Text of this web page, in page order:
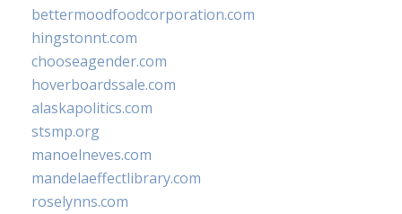
bettermoodfoodcorporation.com
hingstonnt.com
chooseagender.com
hoverboardssale.com
alaskapolitics.com
stsmp.org
manoelneves.com
mandelaeffectlibrary.com
roselynns.com